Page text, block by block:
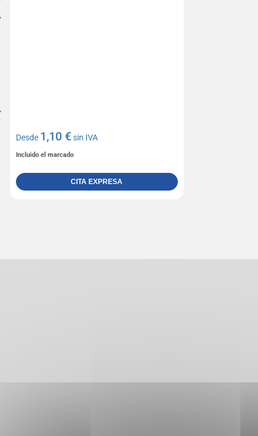
Desde 1,10 €sin IVA
Incluido el marcado
CITA EXPRESA